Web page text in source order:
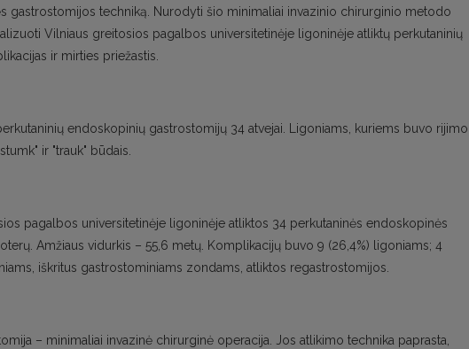
gastrostomijos techniką. Nurodyti šio minimaliai invazinio chirurginio metodo
Vilniaus greitosios pagalbos universitetinėje ligoninėje atliktų perkutaninių
ir mirties priežastis.
endoskopinių gastrostomijų 34 atvejai. Ligoniams, kuriems buvo rijimo
ir "trauk" būdais.
pagalbos universitetinėje ligoninėje atliktos 34 perkutaninės endoskopinės
Amžiaus vidurkis – 55,6 metų. Komplikacijų buvo 9 (26,4%) ligoniams; 4
iškritus gastrostominiams zondams, atliktos regastrostomijos.
– minimaliai invazinė chirurginė operacija. Jos atlikimo technika paprasta,